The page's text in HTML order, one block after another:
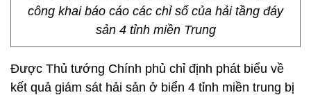
công khai báo cáo các chỉ số của hải tầng đáy
sản 4 tỉnh miền Trung
Được Thủ tướng Chính phủ chỉ định phát biểu về
kết quả giám sát hải sản ở biển 4 tỉnh miền trung bị